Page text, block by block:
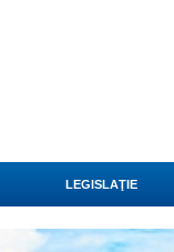
LEGISLAŢIE